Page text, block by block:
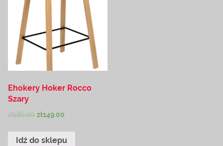
Ehokery Hoker Rocco
Szary
zł186.00 zł149.00
Idź do sklepu